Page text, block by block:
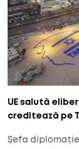
UE salută
creditează pe
Șefa